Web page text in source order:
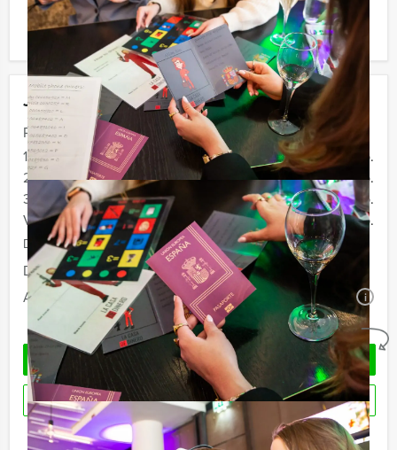
Jouw uitje
Prijs :
12 - 19 personen
€ 67,50 p.p.
20 - 29 personen
€ 64,50 p.p.
30 - 39 personen
€ 59,50 p.p.
Vanaf 40 personen
€ 57,50 p.p.
De prijzen zijn exclusief BTW
Duur:
3 uur
Aantal:
Minimaal 12 personen i
Geheel vrijblijvend
OFFERTE AANVRAGEN
RESERVEREN
Ik heb een vraag over dit uitje
minimale aantal te betalen, kan je ook gewoon voor
minder personen boeken.